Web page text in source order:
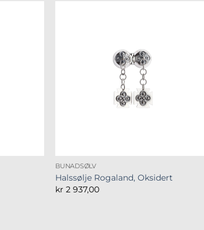
BUNADSØLV
Halssølje Rogaland, Oksidert
kr 2 937,00